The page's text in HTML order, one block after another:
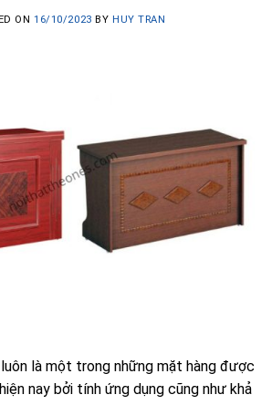
ON16/10/2023 BY HUY TRAN
là một trong những mặt hàng được
nay bởi tính ứng dụng cũng như khả